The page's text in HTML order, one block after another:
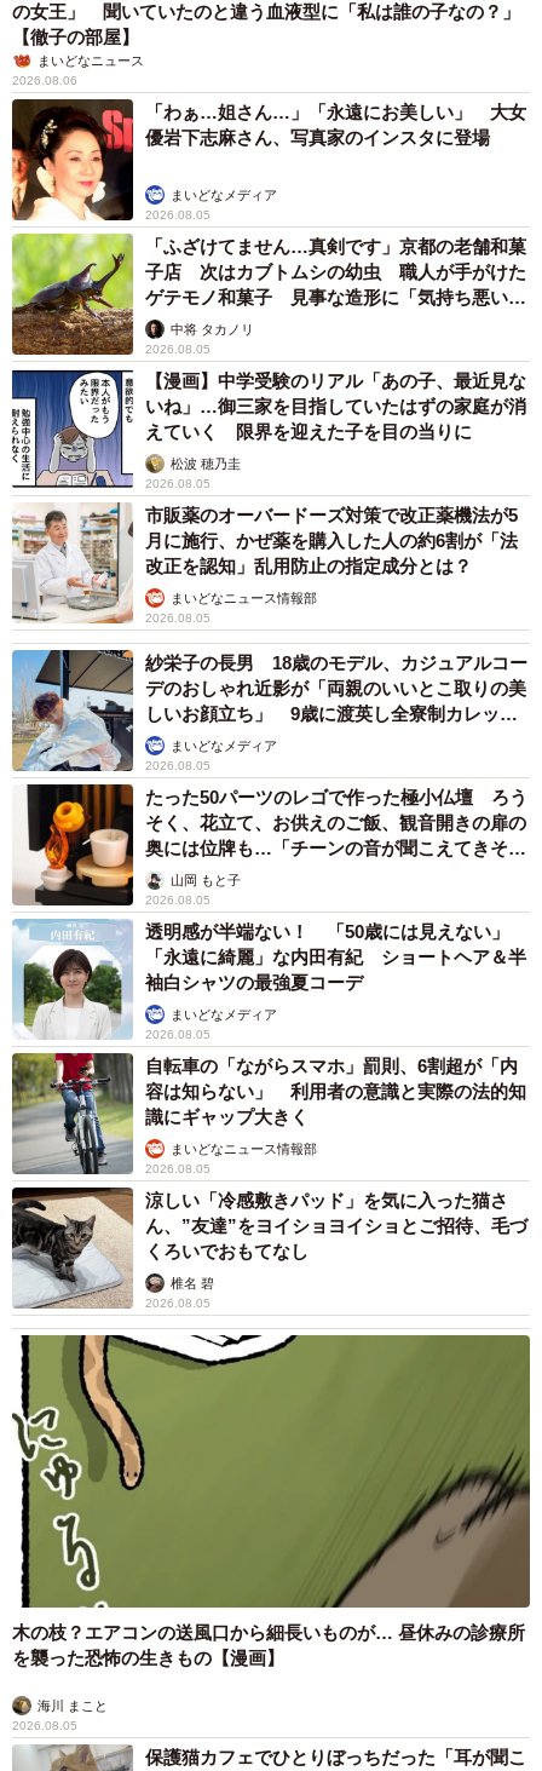
の女王」 聞いていたのと違う血液型に「私は誰の子なの？」
【徹子の部屋】
まいどなニュース
2026.08.06
「わぁ…姐さん…」「永遠にお美しい」 大女
優岩下志麻さん、写真家のインスタに登場
まいどなメディア
2026.08.05
「ふざけてません…真剣です」京都の老舗和菓
子店 次はカブトムシの幼虫 職人が手がけた
ゲテモノ和菓子 見事な造形に「気持ち悪いく
らいリアル」
中将 タカノリ
2026.08.05
【漫画】中学受験のリアル「あの子、最近見な
いね」…御三家を目指していたはずの家庭が消
えていく 限界を迎えた子を目の当りに
松波 穂乃圭
2026.08.05
市販薬のオーバードーズ対策で改正薬機法が5
月に施行、かぜ薬を購入した人の約6割が「法
改正を認知」乱用防止の指定成分とは？
まいどなニュース情報部
2026.08.05
紗栄子の長男 18歳のモデル、カジュアルコー
デのおしゃれ近影が「両親のいいとこ取りの美
しいお顔立ち」 9歳に渡英し全寮制カレッジ
で学ぶまいどなメディア
2026.08.05
たった50パーツのレゴで作った極小仏壇 ろう
そく、花立て、お供えのご飯、観音開きの扉の
奥には位牌も…「チーンの音が聞こえてきそ
う」山岡 もと子
2026.08.05
透明感が半端ない！ 「50歳には見えない」
「永遠に綺麗」な内田有紀 ショートヘア＆半
袖白シャツの最強夏コーデ
まいどなメディア
2026.08.05
自転車の「ながらスマホ」罰則、6割超が「内
容は知らない」 利用者の意識と実際の法的知
識にギャップ大きく
まいどなニュース情報部
2026.08.05
涼しい「冷感敷きパッド」を気に入った猫さ
ん、”友達”をヨイショヨイショとご招待、毛づ
くろいでおもてなし
椎名 碧
2026.08.05
木の枝？エアコンの送風口から細長いものが… 昼休みの診療所
を襲った恐怖の生きもの【漫画】
海川 まこと
2026.08.05
保護猫カフェでひとりぼっちだった「耳が聞こ